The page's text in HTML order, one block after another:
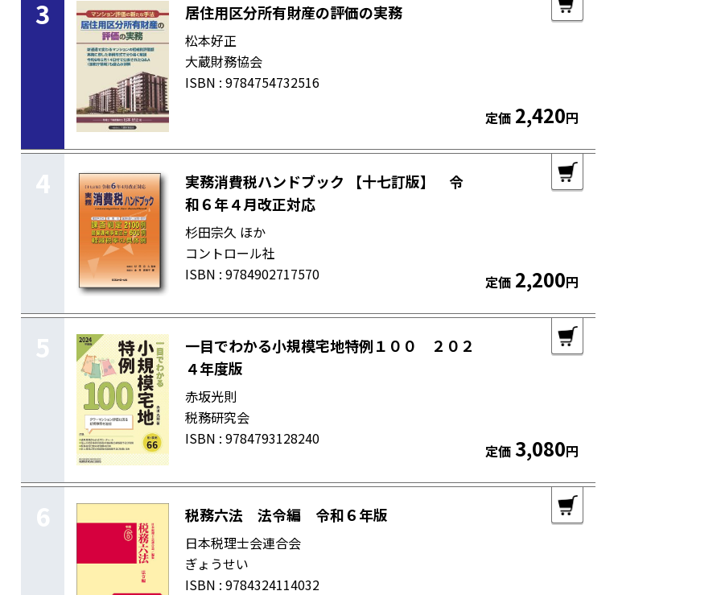
3 居住用区分所有財産の評価の実務
松本好正
大蔵財務協会
ISBN : 9784754732516
定価 2,420円
4
実務消費税ハンドブック 【十七訂版】 令
和６年４月改正対応
杉田宗久 ほか
コントロール社
ISBN : 9784902717570
定価 2,200円
5
一目でわかる小規模宅地特例１００ ２０２
４年度版
赤坂光則
税務研究会
ISBN : 9784793128240
定価 3,080円
6 税務六法 法令編 令和６年版
日本税理士会連合会
ぎょうせい
ISBN : 9784324114032